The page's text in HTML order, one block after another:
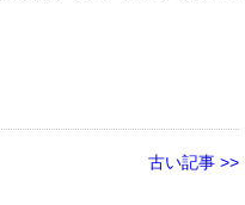
古い記事 >>